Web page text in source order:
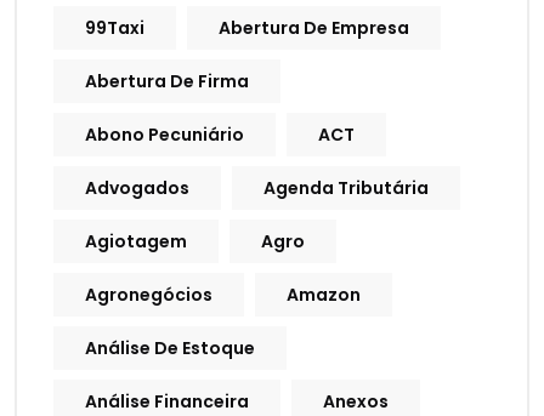
99Taxi Abertura De Empresa
Abertura De Firma
Abono Pecuniário ACT
Advogados Agenda Tributária
Agiotagem Agro
Agronegócios Amazon
Análise De Estoque
Análise Financeira Anexos